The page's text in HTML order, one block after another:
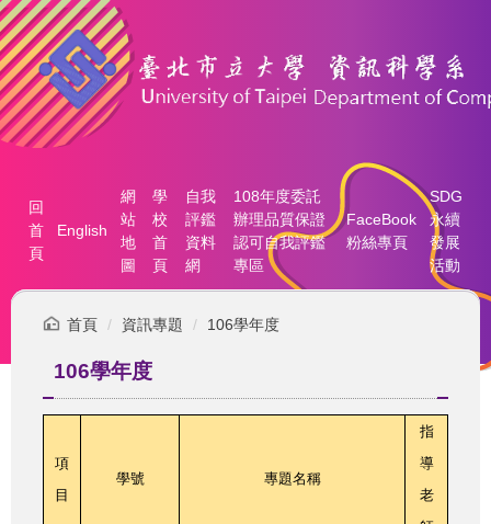
跳
到
主
要
內
容
回
首
頁
English
網
站
地
圖
學
校
首
頁
自我
評鑑
資料
網
108年度委託
辦理品質保證
認可自我評鑑
專區
FaceBook
粉絲專頁
SDG
永續
發展
活動
首頁 資訊專題 106學年度
106學年度
項
目
學號 專題名稱
指
導
老